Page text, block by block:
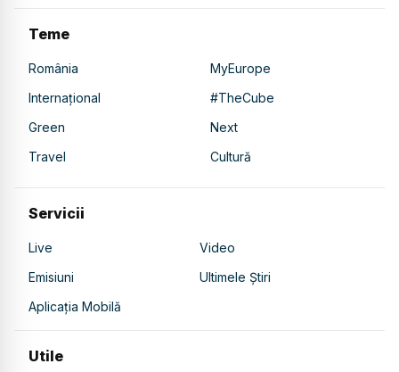
Teme
România
MyEurope
Internațional
#TheCube
Green
Next
Travel
Cultură
Servicii
Live
Video
Emisiuni
Ultimele Știri
Aplicația Mobilă
Utile